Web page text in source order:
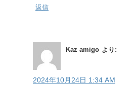
返信
Kaz amigo より:
2024年10月24日 1:34 AM